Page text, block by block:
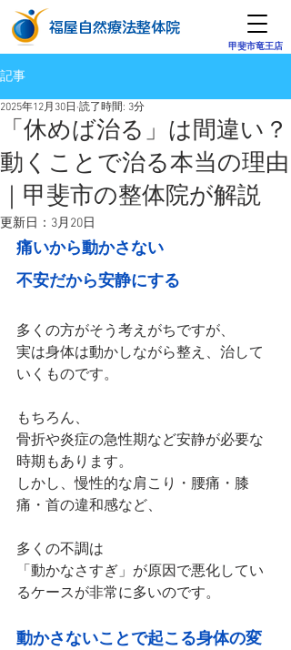
​福屋自然療法整体院
​甲斐市竜王店
記事
「休めば治る」は間違い？
動くことで治る本当の理由
｜甲斐市の整体院が解説
2025年12月30日 読了時間: 3分
更新日： 3月20日
痛いから動かさない
不安だから安静にする
多くの方がそう考えがちですが、
実は身体は動かしながら整え、治して
いくものです。
もちろん、
骨折や炎症の急性期など安静が必要な
時期もあります。
しかし、慢性的な肩こり・腰痛・膝
痛・首の違和感など、
多くの不調は
「動かなさすぎ」が原因で悪化してい
るケースが非常に多いのです。
動かさないことで起こる身体の変